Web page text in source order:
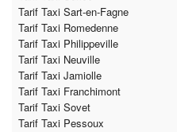
Tarif Taxi Sart-en-Fagne
Tarif Taxi Romedenne
Tarif Taxi Philippeville
Tarif Taxi Neuville
Tarif Taxi Jamiolle
Tarif Taxi Franchimont
Tarif Taxi Sovet
Tarif Taxi Pessoux